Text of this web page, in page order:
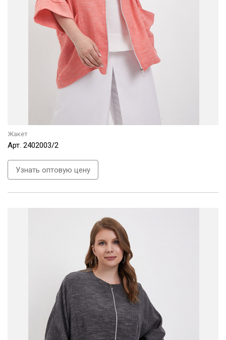
Жакет
Арт. 2402003/2
Узнать оптовую цену